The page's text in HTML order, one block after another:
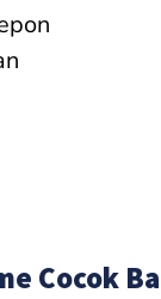
Cocok